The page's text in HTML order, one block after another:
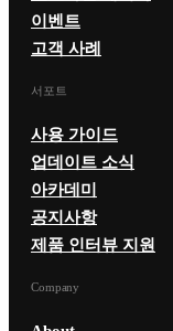
이벤트
고객 사례
서포트
사용 가이드
업데이트 소식
아카데미
공지사항
제품 인터뷰 지원
Company